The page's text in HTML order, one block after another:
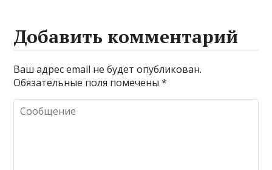
Добавить комментарий
Ваш адрес email не будет опубликован.
Обязательные поля помечены*